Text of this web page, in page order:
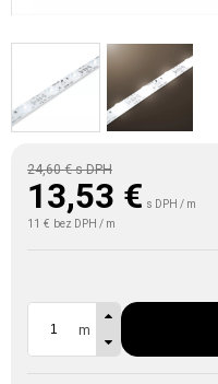
24,60 €s DPH
13,53 € s DPH / m
11 € bez DPH / m
m